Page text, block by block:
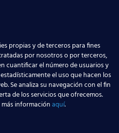
:
Málaga (nueve vuelos
en todas las
no mayor del 35X20X20.
en nuestro país está
su carrera como TCP en
que másempleo están
TCP
propias y de terceros para fines
por nosotros o por terceros,
cuantificar el número de usuarios y
el uso que hacen los
Se analiza su navegación con el fin
de los servicios que ofrecemos.
informaciónaquí.